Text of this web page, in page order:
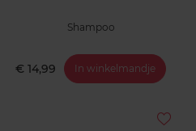
Shampoo
€ 14,99 In winkelmandje